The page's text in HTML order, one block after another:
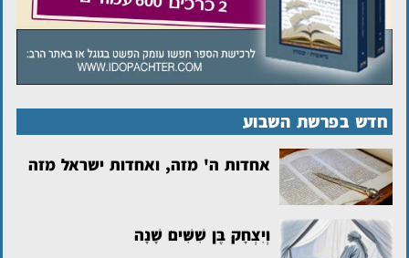
חדש בפרשת השבוע
אחדות ה' מזה, ואחדות ישראל מזה
וְיִצְחָק בֶּן שִׁשִּׁים שָׁנָה